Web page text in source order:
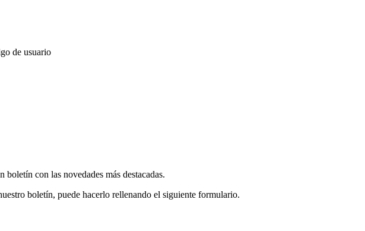
de usuario
con las novedades más destacadas.
boletín, puede hacerlo rellenando el siguiente formulario.